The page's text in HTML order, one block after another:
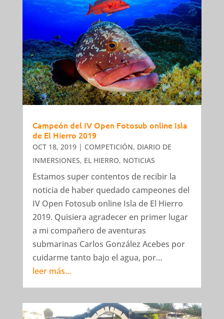
Campeón del IV Open Fotosub online Isla
de El Hierro 2019
OCT 18, 2019| COMPETICIÓN, DIARIO DE
INMERSIONES, EL HIERRO, NOTICIAS
Estamos super contentos de recibir la
noticia de haber quedado campeones del
IV Open Fotosub online Isla de El Hierro
2019. Quisiera agradecer en primer lugar
a mi compañero de aventuras
submarinas Carlos González Acebes por
cuidarme tanto bajo el agua, por…
leer más…